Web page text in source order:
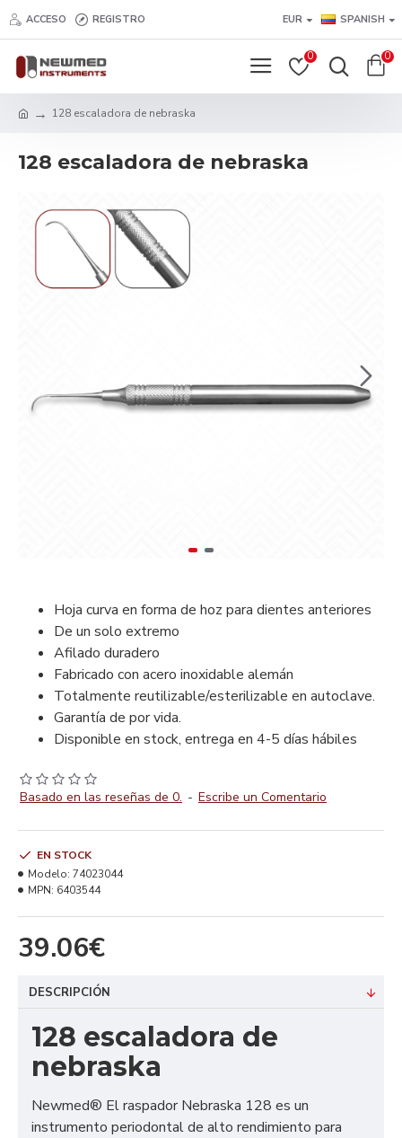
ACCESO REGISTRO EUR SPANISH
0 0
128 escaladora de nebraska
128 escaladora de nebraska
Hoja curva en forma de hoz para dientes anteriores
De un solo extremo
Afilado duradero
Fabricado con acero inoxidable alemán
Totalmente reutilizable/esterilizable en autoclave.
Garantía de por vida.
Disponible en stock, entrega en 4-5 días hábiles
Basado en las reseñas de 0. - Escribe un Comentario
39.06€
EN STOCK
Modelo: 74023044
MPN: 6403544
DESCRIPCIÓN
128 escaladora de
nebraska
Newmed® El raspador Nebraska 128 es un
instrumento periodontal de alto rendimiento para